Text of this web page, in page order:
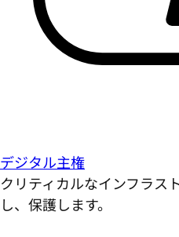
デジタル主権
クリティカルなインフラス
し、保護します。